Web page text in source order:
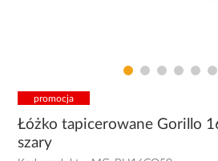
promocja
Łóżko tapicerowane Gorillo
szary